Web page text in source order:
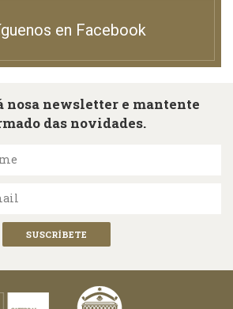
en Facebook
nosa newsletter e mantente
das novidades.